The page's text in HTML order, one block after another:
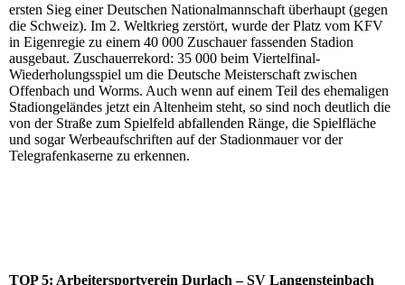
ersten Sieg einer Deutschen Nationalmannschaft überhaupt (gegen
die Schweiz). Im 2. Weltkrieg zerstört, wurde der Platz vom KFV
in Eigenregie zu einem 40 000 Zuschauer fassenden Stadion
ausgebaut. Zuschauerrekord: 35 000 beim Viertelfinal-
Wiederholungsspiel um die Deutsche Meisterschaft zwischen
Offenbach und Worms. Auch wenn auf einem Teil des ehemaligen
Stadiongeländes jetzt ein Altenheim steht, so sind noch deutlich die
von der Straße zum Spielfeld abfallenden Ränge, die Spielfläche
und sogar Werbeaufschriften auf der Stadionmauer vor der
Telegrafenkaserne zu erkennen.
TOP 5: Arbeitersportverein Durlach – SV Langensteinbach